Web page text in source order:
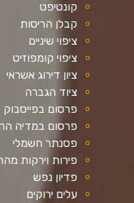
קונטיפט
קבלן הריסות
ציפוי שיניים
ציפוי קומפוזיט
ציון דירוג אשראי
ציוד הגברה
פרסום בפייסבוק
פרסום במדיה
פסנתר חשמלי
פירות וירקות
פדיון נפש
עלים ירוקים